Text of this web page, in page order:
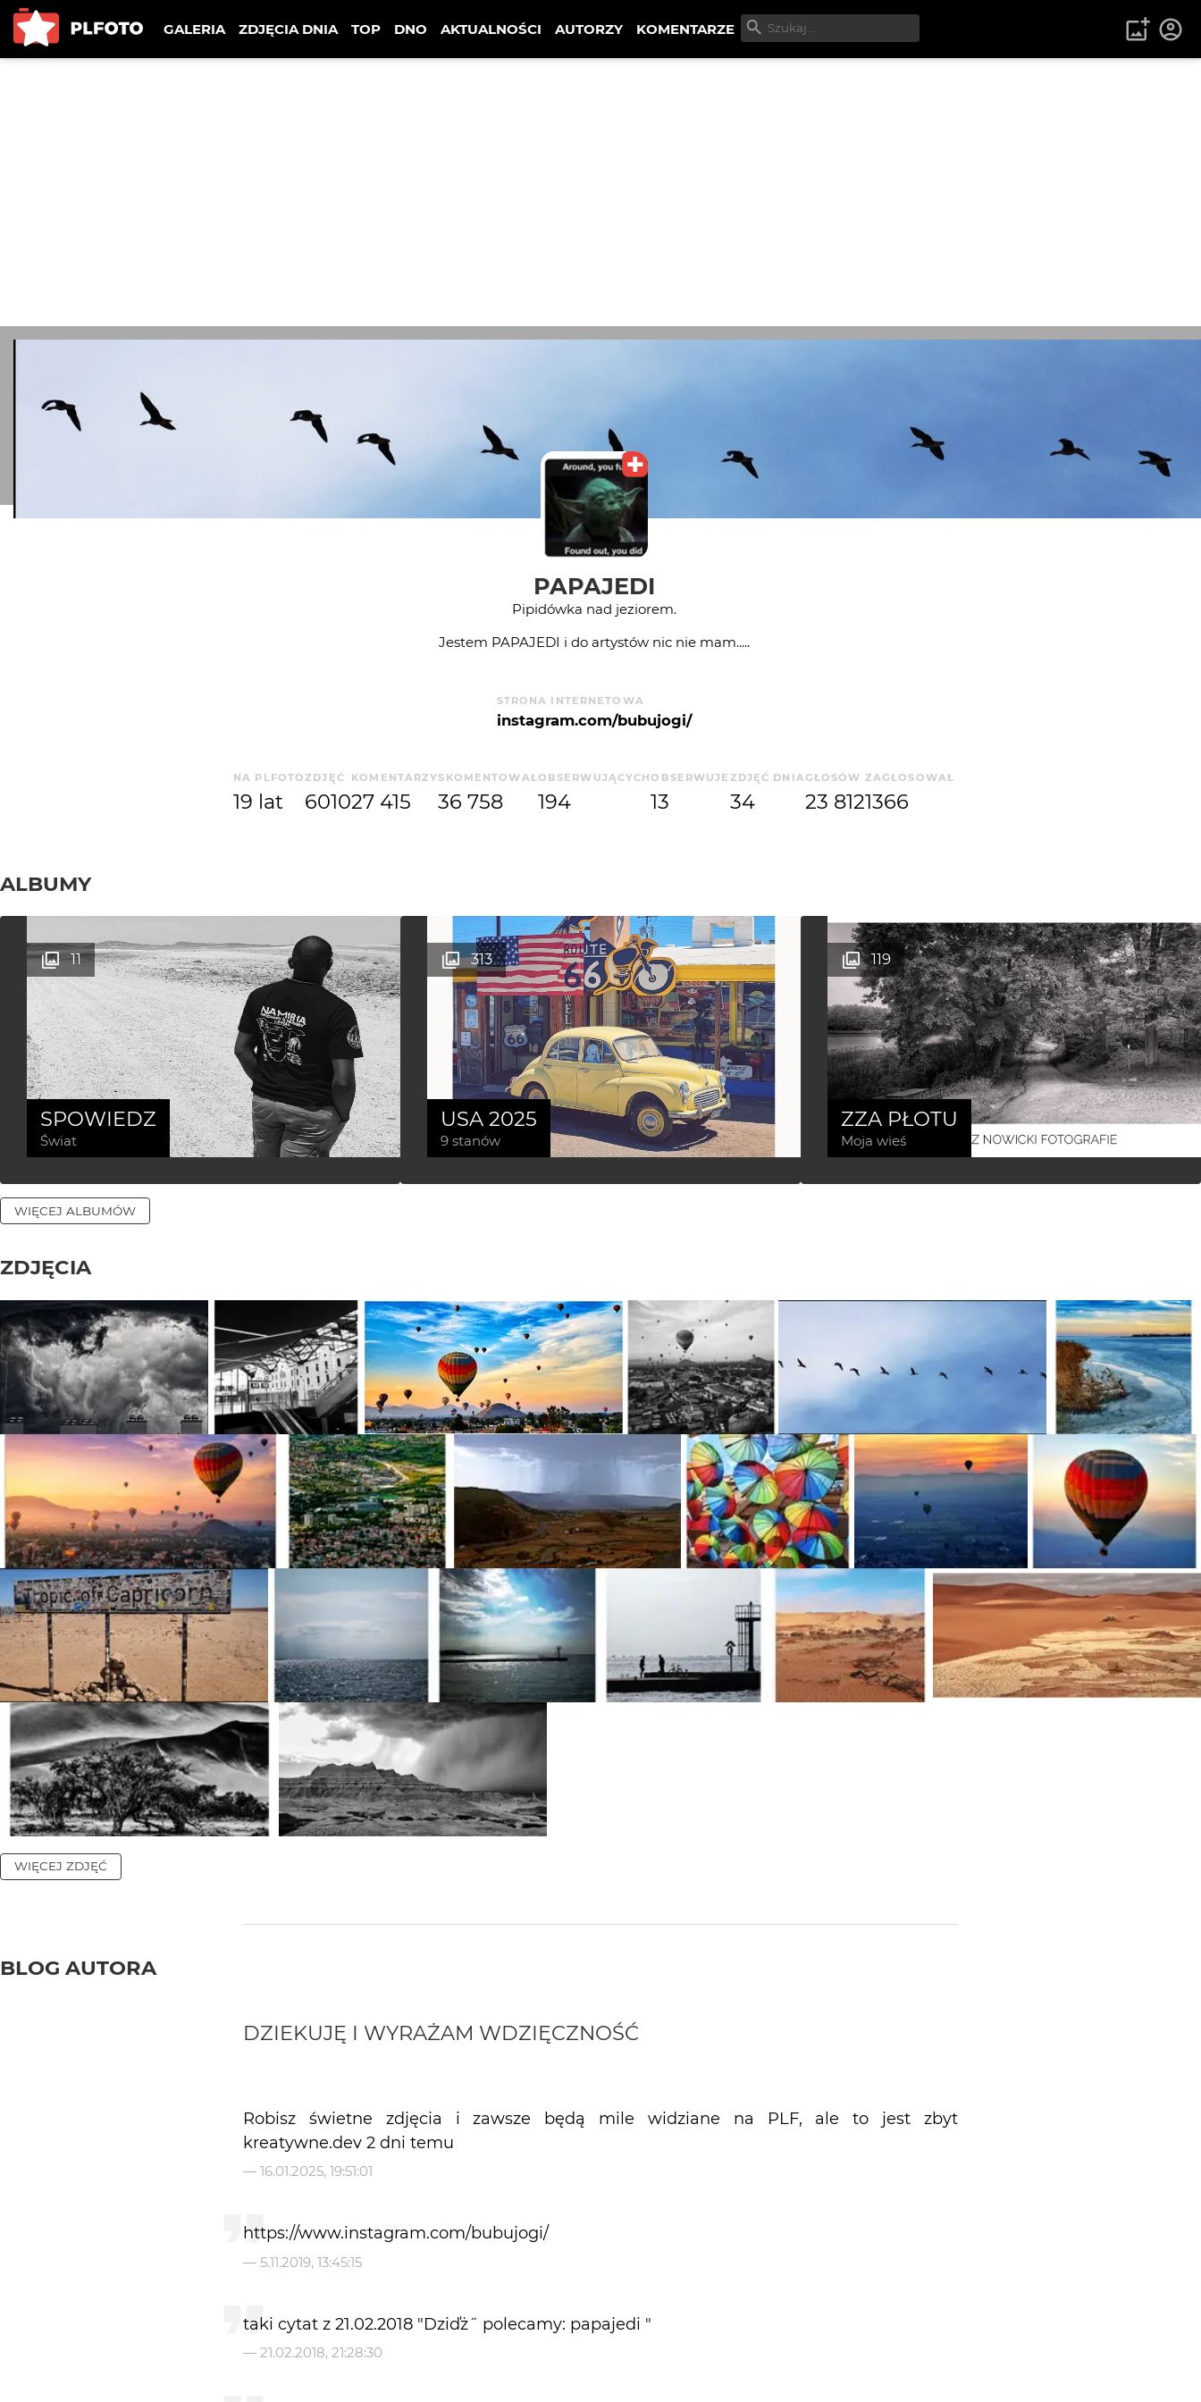
GALERIA ZDJĘCIA DNIA TOP DNO AKTUALNOŚCI AUTORZY KOMENTARZE
PAPAJEDI
Pipidówka nad jeziorem.
Jestem PAPAJEDI i do artystów nic nie mam.....
STRONA INTERNETOWA
instagram.com/bubujogi/
NA PLFOTO
19 lat
ZDJĘĆ
6010
KOMENTARZY
27 415
SKOMENTOWAŁ
36 758
OBSERWUJĄCYCH
194
OBSERWUJE
13
ZDJĘĆ DNIA
34
GŁOSÓW
23 812
ZAGŁOSOWAŁ
1366
ALBUMY
11
SPOWIEDZ
Świat
313
USA 2025
9 stanów
119
ZZA PŁOTU
Moja wieś
WIĘCEJ ALBUMÓW
ZDJĘCIA
WIĘCEJ ZDJĘĆ
BLOG AUTORA
DZIEKUJĘ I WYRAŻAM WDZIĘCZNOŚĆ
Robisz świetne zdjęcia i zawsze będą mile widziane na PLF, ale to jest zbyt
kreatywne.dev 2 dni temu
— 16.01.2025, 19:51:01
https://www.instagram.com/bubujogi/
— 5.11.2019, 13:45:15
taki cytat z 21.02.2018 "Dziďż˝ polecamy: papajedi "
— 21.02.2018, 21:28:30